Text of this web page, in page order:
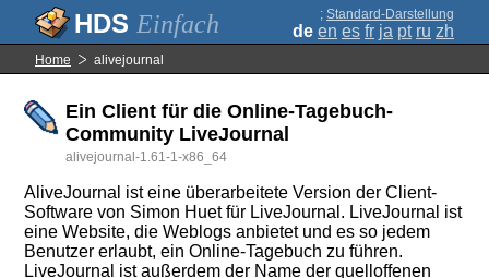
Einfach ; Standard-Darstellung
de en es fr ja pt ru zh
Home alivejournal
Ein Client für die Online-Tagebuch-
Community LiveJournal
alivejournal-1.61-1-x86_64
AliveJournal ist eine überarbeitete Version der Client-
Software von Simon Huet für LiveJournal. LiveJournal ist
eine Website, die Weblogs anbietet und es so jedem
Benutzer erlaubt, ein Online-Tagebuch zu führen.
LiveJournal ist außerdem der Name der quelloffenen